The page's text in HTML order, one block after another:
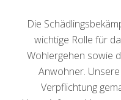
Die
wichtige Rolle für
Wohlergehen sowie
Anwohner.
Verpflichtung